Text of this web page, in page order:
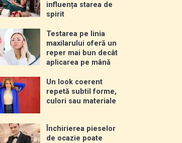
influența starea de
spirit
Testarea pe linia
maxilarului oferă un
reper mai bun decât
aplicarea pe mână
Un look coerent
repetă subtil forme,
culori sau materiale
Închirierea pieselor
de ocazie poate